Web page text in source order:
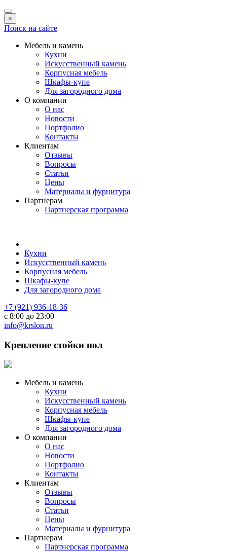
×
Поиск на сайте
Мебель и камень
Кухни
Искусственный камень
Корпусная мебель
Шкафы-купе
Для загородного дома
О компании
О нас
Новости
Портфолио
Контакты
Клиентам
Отзывы
Вопросы
Статьи
Цены
Материалы и фурнитура
Партнерам
Партнерская программа
Кухни
Искусственный камень
Корпусная мебель
Шкафы-купе
Для загородного дома
+7 (921) 936-18-36
с 8:00 до 23:00
info@krslon.ru
Крепление стойки пол
Мебель и камень
Кухни
Искусственный камень
Корпусная мебель
Шкафы-купе
Для загородного дома
О компании
О нас
Новости
Портфолио
Контакты
Клиентам
Отзывы
Вопросы
Статьи
Цены
Материалы и фурнитура
Партнерам
Партнерская программа